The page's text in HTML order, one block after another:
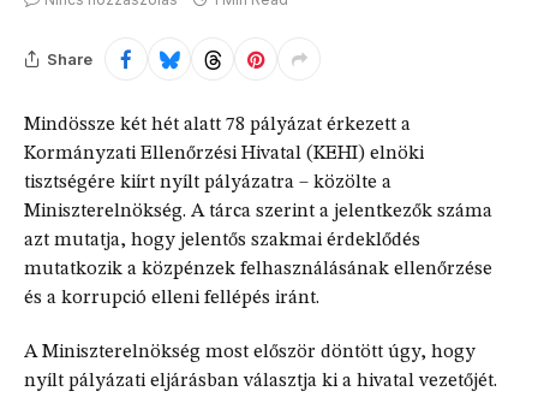
Share
Mindössze két hét alatt 78 pályázat érkezett a
Kormányzati Ellenőrzési Hivatal (KEHI) elnöki
tisztségére kiírt nyílt pályázatra – közölte a
Miniszterelnökség. A tárca szerint a jelentkezők száma
azt mutatja, hogy jelentős szakmai érdeklődés
mutatkozik a közpénzek felhasználásának ellenőrzése
és a korrupció elleni fellépés iránt.
A Miniszterelnökség most először döntött úgy, hogy
nyílt pályázati eljárásban választja ki a hivatal vezetőjét.